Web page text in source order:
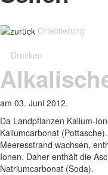
Orientierung
Drucken
am 03. Juni 2012.
Da Landpflanzen Kalium-
Kaliumcarbonat
Meeresstrand wachsen,
Ionen. Daher enthält die
Natriumcarbonat (Soda).